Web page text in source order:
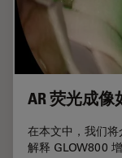
AR 荧光成
在本文中，我们
解释 GLOW800